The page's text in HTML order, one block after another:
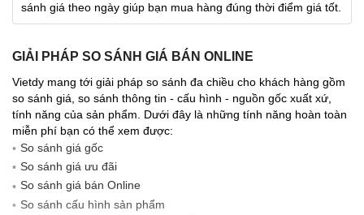
sánh giá theo ngày giúp bạn mua hàng đúng thời điểm giá tốt.
GIẢI PHÁP SO SÁNH GIÁ BÁN ONLINE
Vietdy mang tới giải pháp so sánh đa chiều cho khách hàng gồm
so sánh giá, so sánh thông tin - cấu hình - nguồn gốc xuất xứ,
tính năng của sản phẩm. Dưới đây là những tính năng hoàn toàn
miễn phí bạn có thể xem được:
So sánh giá gốc
So sánh giá ưu đãi
So sánh giá bán Online
So sánh cấu hình sản phẩm